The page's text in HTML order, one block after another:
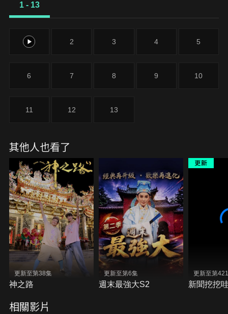
1 - 13
1 2 3 4 5
6 7 8 9 10
11 12 13
其他人也看了
更新至第38集
神之路
更新至第6集
週末最強大S2
更新至第
新聞挖挖
相關影片